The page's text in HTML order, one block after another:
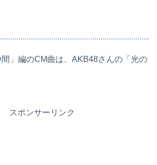
」編のCM曲は、AKB48さんの「光の
スポンサーリンク